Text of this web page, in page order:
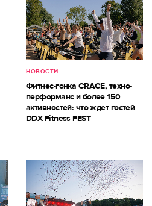
НОВОСТИ
Фитнес-гонка CRACE, техно-
перформанс и более 150
активностей: что ждет гостей
DDX Fitness FEST